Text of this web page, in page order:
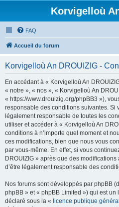
Korvigelloù
FAQ
Accueil du forum
Korvigelloù An DROUIZIG -
En accédant à « Korvigelloù An
« notre », « nos », « Korvigelloù An
« https://www.drouizig.org/phpBB3 »),
responsable des conditions suivantes. Si
légalement responsable de toutes les
utiliser et accéder à « Korvigelloù An
conditions à n’importe quel moment et
ces modifications, bien que nous vous
par vous-même. En effet, si vous
DROUIZIG » après que des
d’être légalement responsable des
Nos forums sont développés par phpBB
phpBB » et « phpBB Limited ») qui est
déclaré sous la « licence publique